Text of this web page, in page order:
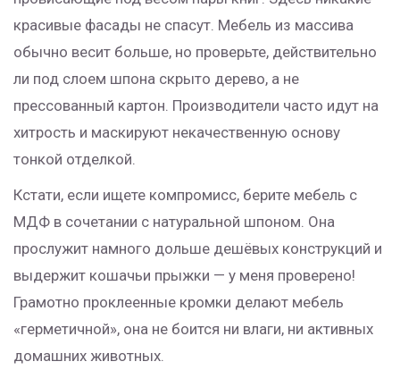
красивые фасады не спасут. Мебель из массива
обычно весит больше, но проверьте, действительно
ли под слоем шпона скрыто дерево, а не
прессованный картон. Производители часто идут на
хитрость и маскируют некачественную основу
тонкой отделкой.
Кстати, если ищете компромисс, берите мебель с
МДФ в сочетании с натуральной шпоном. Она
прослужит намного дольше дешёвых конструкций и
выдержит кошачьи прыжки — у меня проверено!
Грамотно проклеенные кромки делают мебель
«герметичной», она не боится ни влаги, ни активных
домашних животных.